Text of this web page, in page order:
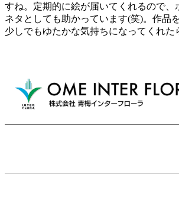
すね。定期的に絵が届いてくれるので、
ネタとしても助かっています(笑)。作品
少しでもゆたかな気持ちになってくれた